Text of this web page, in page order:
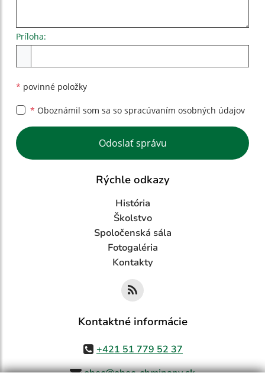
Príloha:
* povinné položky
* Oboznámil som sa so spracúvaním osobných údajov
Google reCaptcha Response
Odoslať správu
Rýchle odkazy
História
Školstvo
Spoločenská sála
Fotogaléria
Kontakty
Kontaktné informácie
+421 51 779 52 37
obec@obec-chminany.sk